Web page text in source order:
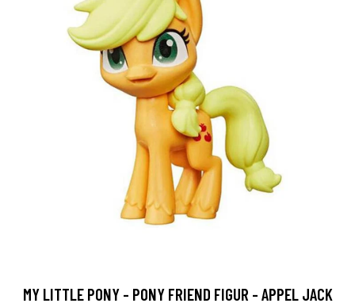
MY LITTLE PONY - PONY FRIEND FIGUR - APPEL JACK